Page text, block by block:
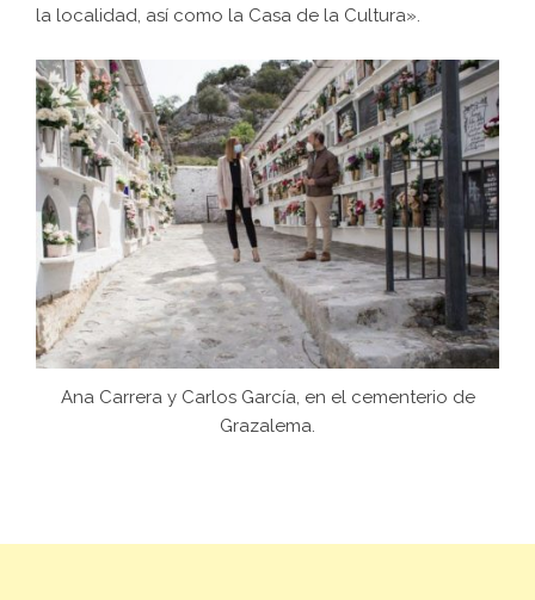
la localidad, así como la Casa de la Cultura».
Ana Carrera y Carlos García, en el cementerio de
Grazalema.